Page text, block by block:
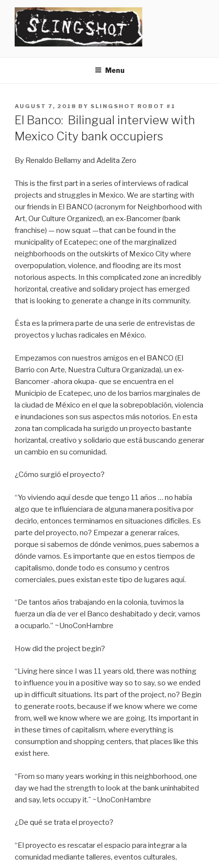
content
Menu
POSTED
ON
AUGUST 7, 2018 BY SLINGSHOT ROBOT #1
El Banco: Bilingual interview with
Mexico City bank occupiers
By Renaldo Bellamy and Adelita Zero
This is the first part in a series of interviews of radical
projects and struggles in Mexico. We are starting with
our friends in El BANCO (acronym for Neighborhood with
Art, Our Culture Organized), an ex-Bancomer (bank
franchise) — now squat —that can be found in the
municipality of Ecatepec; one of the marginalized
neighborhoods on the outskirts of Mexico City where
overpopulation, violence, and flooding are its most
notorious aspects. In this complicated zone an incredibly
horizontal, creative and solidary project has emerged
that is looking to generate a change in its community.
Ésta es la primera parte de una serie de entrevistas de
proyectos y luchas radicales en México.
Empezamos con nuestros amigos en el BANCO (El
Barrio con Arte, Nuestra Cultura Organizada), un ex-
Bancomer -ahora okupa- que se encuentra en el
Municipio de Ecatepec, uno de los barrios marginales de
la ciudad de México en el que la sobrepoblación, violencia
e inundaciones son sus aspectos más notorios. En esta
zona tan complicada ha surigdo un proyecto bastante
horizantal, creativo y solidario que está buscando generar
un cambio en su comunidad.
¿Cómo surgió el proyecto?
“Yo viviendo aquí desde que tengo 11 años … no había
algo que te influienciara de alguna manera positiva por
decirlo, entonces terminamos en situaciones difíciles. Es
parte del proyecto, no? Empezar a generar raíces,
porque si sabemos de dónde venimos, pues sabemos a
dónde vamos. Es importante que en estos tiempos de
capitalismo, donde todo es consumo y centros
comerciales, pues existan este tipo de lugares aquí.
“De tantos años trabajando en la colonia, tuvimos la
fuerza un día de ver el Banco deshabitado y decir, vamos
a ocuparlo.” ~UnoConHambre
How did the project begin?
“Living here since I was 11 years old, there was nothing
to influence you in a positive way so to say, so we ended
up in difficult situations. Its part of the project, no? Begin
to generate roots, because if we know where we come
from, well we know where we are going. Its important in
in these times of capitalism, where everything is
consumption and shopping centers, that places like this
exist here.
“From so many years working in this neighborhood, one
day we had the strength to look at the bank uninhabited
and say, lets occupy it.¨ ~UnoConHambre
¿De qué se trata el proyecto?
“El proyecto es rescatar el espacio para integrar a la
comunidad mediante talleres, eventos culturales,